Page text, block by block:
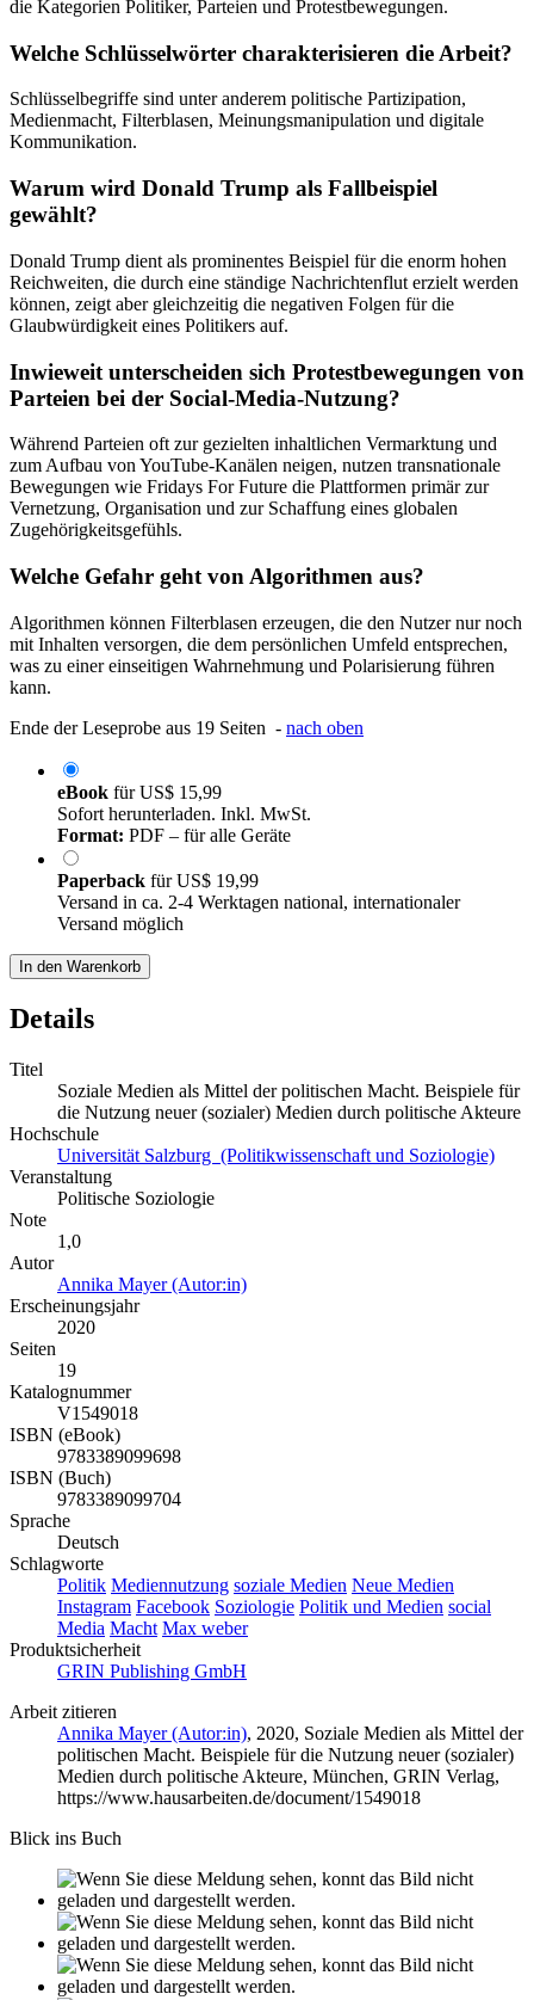
die Kategorien Politiker, Parteien und Protestbewegungen.
Welche Schlüsselwörter charakterisieren die Arbeit?
Schlüsselbegriffe sind unter anderem politische Partizipation,
Medienmacht, Filterblasen, Meinungsmanipulation und digitale
Kommunikation.
Warum wird Donald Trump als Fallbeispiel
gewählt?
Donald Trump dient als prominentes Beispiel für die enorm hohen
Reichweiten, die durch eine ständige Nachrichtenflut erzielt werden
können, zeigt aber gleichzeitig die negativen Folgen für die
Glaubwürdigkeit eines Politikers auf.
Inwieweit unterscheiden sich Protestbewegungen von
Parteien bei der Social-Media-Nutzung?
Während Parteien oft zur gezielten inhaltlichen Vermarktung und
zum Aufbau von YouTube-Kanälen neigen, nutzen transnationale
Bewegungen wie Fridays For Future die Plattformen primär zur
Vernetzung, Organisation und zur Schaffung eines globalen
Zugehörigkeitsgefühls.
Welche Gefahr geht von Algorithmen aus?
Algorithmen können Filterblasen erzeugen, die den Nutzer nur noch
mit Inhalten versorgen, die dem persönlichen Umfeld entsprechen,
was zu einer einseitigen Wahrnehmung und Polarisierung führen
kann.
Ende der Leseprobe aus 19 Seiten - nach oben
eBook fürUS$ 15,99
Sofort herunterladen. Inkl. MwSt.
Format: PDF – für alle Geräte
Paperback fürUS$ 19,99
Versand in ca. 2-4 Werktagen national, internationaler
Versand möglich
In den Warenkorb
Details
Titel
Soziale Medien als Mittel der politischen Macht. Beispiele für
die Nutzung neuer (sozialer) Medien durch politische Akteure
Hochschule
Universität Salzburg (Politikwissenschaft und Soziologie)
Veranstaltung
Politische Soziologie
Note
1,0
Autor
Annika Mayer (Autor:in)
Erscheinungsjahr
2020
Seiten
19
Katalognummer
V1549018
ISBN (eBook)
9783389099698
ISBN (Buch)
9783389099704
Sprache
Deutsch
Schlagworte
Politik Mediennutzung soziale Medien Neue Medien
Instagram Facebook Soziologie Politik und Medien social
Media Macht Max weber
Produktsicherheit
GRIN Publishing GmbH
Arbeit zitieren
Annika Mayer (Autor:in), 2020, Soziale Medien als Mittel der
politischen Macht. Beispiele für die Nutzung neuer (sozialer)
Medien durch politische Akteure, München, GRIN Verlag,
https://www.hausarbeiten.de/document/1549018
Blick ins Buch